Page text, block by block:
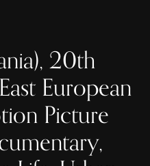
20th
European
Picture